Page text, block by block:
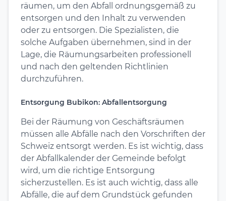
räumen, um den Abfall ordnungsgemäß zu
entsorgen und den Inhalt zu verwenden
oder zu entsorgen. Die Spezialisten, die
solche Aufgaben übernehmen, sind in der
Lage, die Räumungsarbeiten professionell
und nach den geltenden Richtlinien
durchzuführen.
Entsorgung Bubikon: Abfallentsorgung
Bei der Räumung von Geschäftsräumen
müssen alle Abfälle nach den Vorschriften der
Schweiz entsorgt werden. Es ist wichtig, dass
der Abfallkalender der Gemeinde befolgt
wird, um die richtige Entsorgung
sicherzustellen. Es ist auch wichtig, dass alle
Abfälle, die auf dem Grundstück gefunden